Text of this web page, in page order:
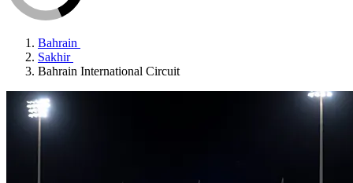
Bahrain
Sakhir
Bahrain International Circuit